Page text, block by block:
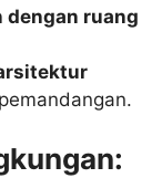
dengan ruang